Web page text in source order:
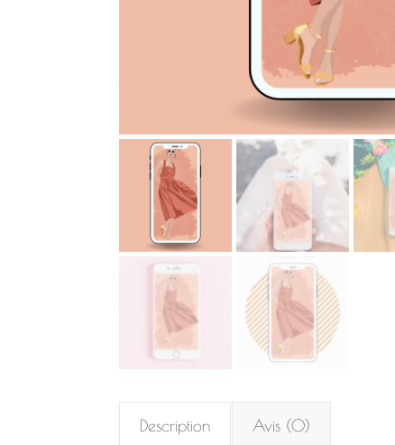
Description Avis (0)